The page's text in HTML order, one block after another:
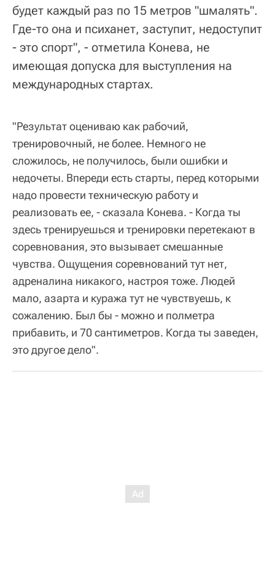
будет каждый раз по 15 метров "шмалять".
Где-то она и психанет, заступит, недоступит
- это спорт", - отметила Конева, не
имеющая допуска для выступления на
международных стартах.
"Результат оцениваю как рабочий,
тренировочный, не более. Немного не
сложилось, не получилось, были ошибки и
недочеты. Впереди есть старты, перед которыми
надо провести техническую работу и
реализовать ее, - сказала Конева. - Когда ты
здесь тренируешься и тренировки перетекают в
соревнования, это вызывает смешанные
чувства. Ощущения соревнований тут нет,
адреналина никакого, настроя тоже. Людей
мало, азарта и куража тут не чувствуешь, к
сожалению. Был бы - можно и полметра
прибавить, и 70 сантиметров. Когда ты заведен,
это другое дело".